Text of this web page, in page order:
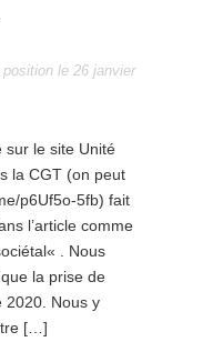
le 26 janvier
sur le site Unité
la CGT (on peut
p6Uf5o-5fb) fait
l’article comme
. Nous
la prise de
2020. Nous y
[…]